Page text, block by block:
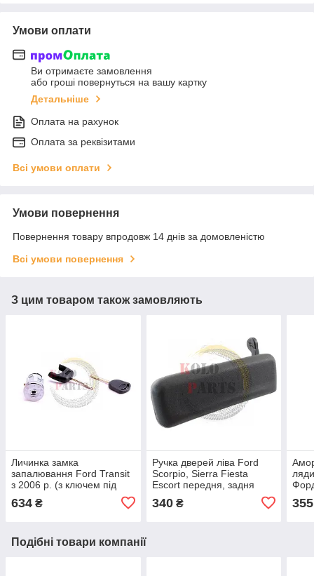
Умови оплати
Ви отримаєте замовлення
або гроші повернуться на вашу картку
Детальніше
Оплата на рахунок
Оплата за реквізитами
Всі умови оплати
Умови повернення
Повернення товару впродовж 14 днів за домовленістю
Всі умови повернення
З цим товаром також замовляють
Личинка замка
запалювання Ford Transit
з 2006 р. (з ключем під
іммобілайзер і звичайним)
Форд Транзит
634 ₴
Ручка дверей ліва Ford
Scorpio, Sierra Fiesta
Escort передня, задня
Скорпіо Сіера Ecкорт
340₴ 355
Подібні товари компанії